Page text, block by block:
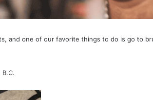
and one of our favorite things to do is go to